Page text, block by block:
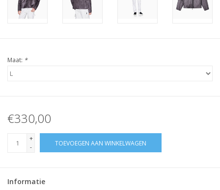
Maat: *
€330,00
+
-
TOEVOEGEN AAN WINKELWAGEN
Informatie